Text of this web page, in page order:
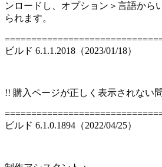
ンロードし、オプション＞言語から
られます。
ビルド 6.1.1.2018（2023/01/18）
!! 購入ページが正しく表示されない
ビルド 6.1.0.1894（2022/04/25）